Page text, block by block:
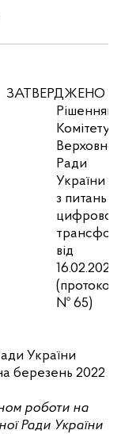
ЗАТВЕРДЖЕНО
Рішенням
Комітету
Верховної
Ради
України
з питань
цифрової
від
16.02.2022
(протокол
№ 65)
України
березень 2022
роботи на
Ради України